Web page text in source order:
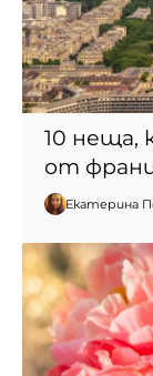
10 неща,
от
Екатерина